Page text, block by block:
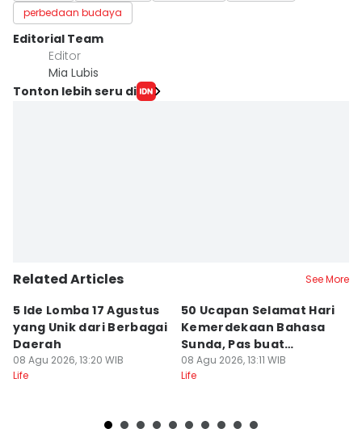
perbedaan budaya
Editorial Team
Editor
Mia Lubis
Tonton lebih seru di
Related Articles See More
5 Ide Lomba 17 Agustus
yang Unik dari Berbagai
Daerah
08 Agu 2026, 13:20 WIB
Life
50 Ucapan Selamat Hari
Kemerdekaan Bahasa
Sunda, Pas buat
Caption!
08 Agu 2026, 13:11 WIB
Life